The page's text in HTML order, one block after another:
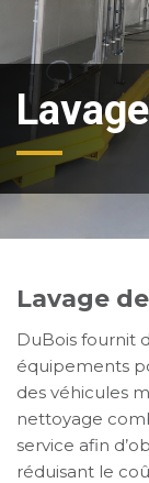
Lavage
DuBois fournit
équipements
des véhicules
nettoyage
service afin
réduisant le